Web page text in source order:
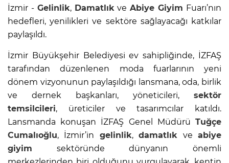
İzmir - Gelinlik, Damatlık veAbiye Giyim Fuarı’nın
hedefleri, yenilikleri ve sektöre sağlayacağı katkılar
paylaşıldı.
İzmir Büyükşehir Belediyesi ev sahipliğinde, İZFAŞ
tarafından düzenlenen moda fuarlarının yeni
dönem vizyonunun paylaşıldığı lansmana, oda, birlik
ve dernek başkanları, yöneticileri, sektör
temsilcileri, üreticiler ve tasarımcılar katıldı.
Lansmanda konuşan İZFAŞ Genel Müdürü Tuğçe
Cumalıoğlu, İzmir’in gelinlik,damatlık veabiye
giyim sektöründe dünyanın önemli